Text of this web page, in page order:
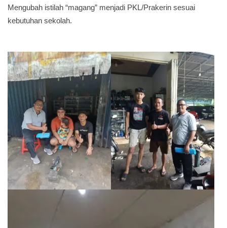
Mengubah istilah “magang” menjadi PKL/Prakerin sesuai
kebutuhan sekolah.